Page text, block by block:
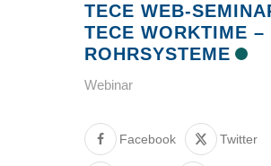
TECE WEB-
TECE WORKTIME –
ROHRSYSTEME
Webinar
Facebook Twitter